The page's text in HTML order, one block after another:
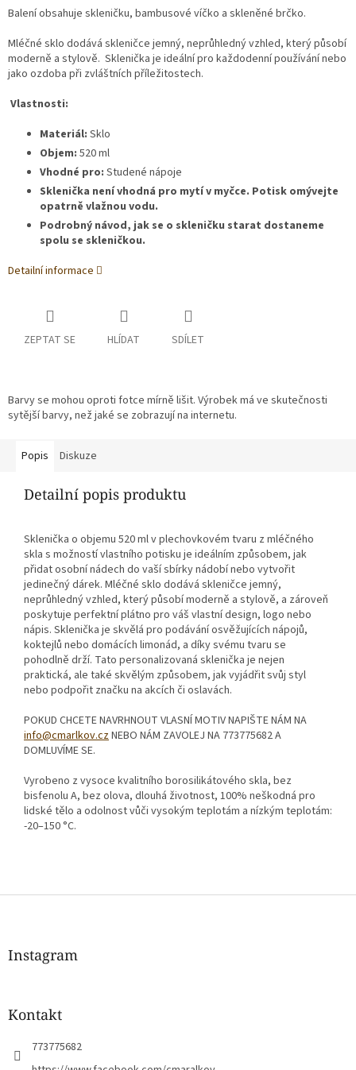
Balení obsahuje skleničku, bambusové víčko a skleněné brčko.
Mléčné sklo dodává skleničce jemný, neprůhledný vzhled, který působí
moderně a stylově. Sklenička je ideální pro každodenní používání nebo
jako ozdoba při zvláštních příležitostech.
Vlastnosti:
Materiál: Sklo
Objem: 520 ml
Vhodné pro: Studené nápoje
Sklenička není vhodná pro mytí v myčce. Potisk omývejte
opatrně vlažnou vodu.
Podrobný návod, jak se o skleničku starat dostaneme
spolu se skleničkou.
Detailní informace
ZEPTAT SE HLÍDAT SDÍLET
Barvy se mohou oproti fotce mírně lišit. Výrobek má ve skutečnosti
sytější barvy, než jaké se zobrazují na internetu.
Popis Diskuze
Detailní popis produktu
Sklenička o objemu 520 ml v plechovkovém tvaru z mléčného
skla s možností vlastního potisku je ideálním způsobem, jak
přidat osobní nádech do vaší sbírky nádobí nebo vytvořit
jedinečný dárek. Mléčné sklo dodává skleničce jemný,
neprůhledný vzhled, který působí moderně a stylově, a zároveň
poskytuje perfektní plátno pro váš vlastní design, logo nebo
nápis. Sklenička je skvělá pro podávání osvěžujících nápojů,
koktejlů nebo domácích limonád, a díky svému tvaru se
pohodlně drží. Tato personalizovaná sklenička je nejen
praktická, ale také skvělým způsobem, jak vyjádřit svůj styl
nebo podpořit značku na akcích či oslavách.
POKUD CHCETE NAVRHNOUT VLASNÍ MOTIV NAPIŠTE NÁM NA
info@cmarlkov.czNEBO NÁM ZAVOLEJ NA 773775682 A
DOMLUVÍME SE.
Vyrobeno z vysoce kvalitního borosilikátového skla, bez
bisfenolu A, bez olova, dlouhá životnost, 100% neškodná pro
lidské tělo a odolnost vůči vysokým teplotám a nízkým teplotám:
-20–150 °C.
Z
Instagram
Kontakt
773775682